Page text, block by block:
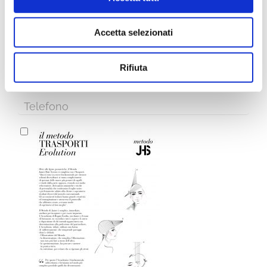
Accetta selezionati
Rifiuta